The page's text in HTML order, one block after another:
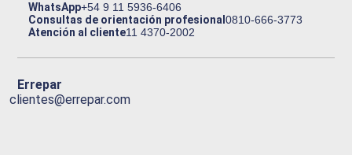
WhatsApp+54 9 11 5936-6406
Consultas de orientación profesional0810-666-3773
Atención al cliente11 4370-2002
Errepar
clientes@errepar.com